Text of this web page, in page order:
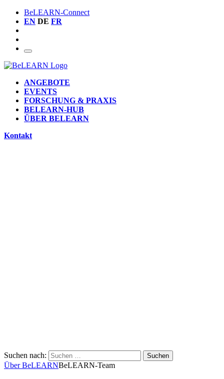
BeLEARN-Connect
EN DE FR
ANGEBOTE
EVENTS
FORSCHUNG & PRAXIS
BELEARN-HUB
ÜBER BELEARN
Kontakt
Suchen nach:
Über BeLEARNBeLEARN-Team